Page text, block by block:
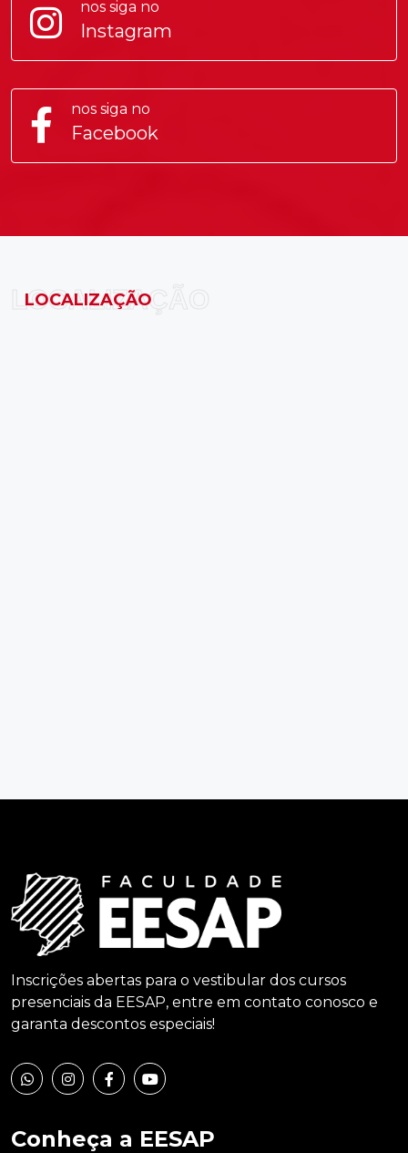
nos siga no
Instagram
nos siga no
Facebook
LOCALIZAÇÃO
LOCALIZAÇÃO
Inscrições abertas para o vestibular dos cursos
presenciais da EESAP, entre em contato conosco e
garanta descontos especiais!
Conheça a EESAP